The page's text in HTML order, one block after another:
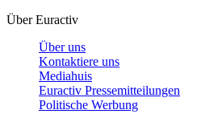
Über Euractiv
Über uns
Kontaktiere uns
Mediahuis
Euractiv Pressemitteilungen
Politische Werbung